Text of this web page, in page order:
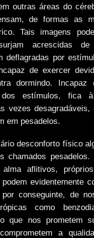
outras áreas do
de formas as
Tais imagens
acrescidas
deflagradas por
de exercer
dormindo. Incapaz
dos estímulos, fica
vezes desagradáveis,
em pesadelos.
desconforto físico
chamados pesadelos.
aflitivos,
evidentemente
conseguinte, de
como
que nos prometem
a